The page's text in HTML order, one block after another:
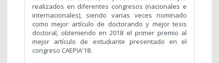
realizados en diferentes congresos (nacionales e
internacionales), siendo varias veces nominado
como mejor artículo de doctorando y mejor tesis
doctoral, obteniendo en 2018 el primer premio al
mejor artículo de estudiante presentado en el
congreso CAEPIA'18.